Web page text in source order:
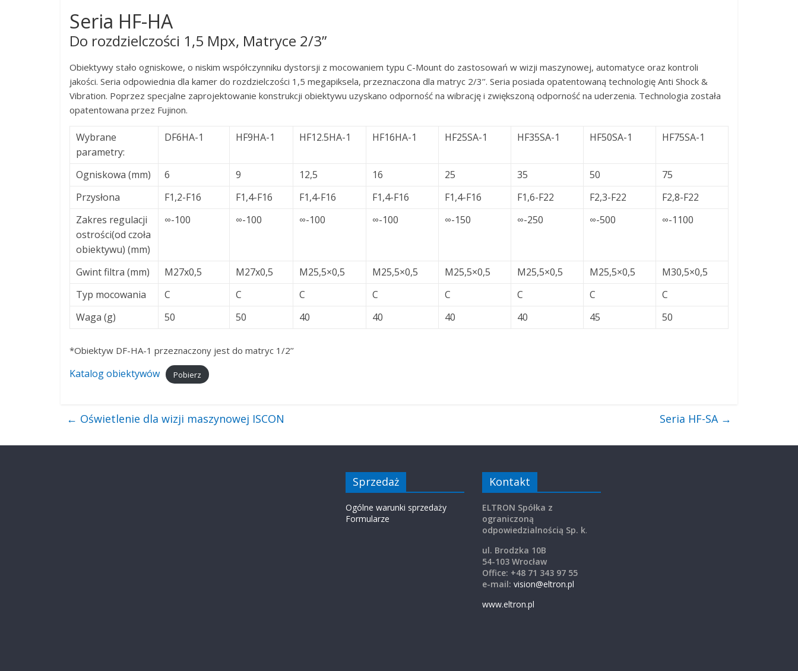
Seria HF-HA
Do rozdzielczości 1,5 Mpx, Matryce 2/3”
Obiektywy stało ogniskowe, o niskim współczynniku dystorsji z mocowaniem typu C-Mount do zastosowań w wizji maszynowej, automatyce oraz kontroli
jakości. Seria odpowiednia dla kamer do rozdzielczości 1,5 megapiksela, przeznaczona dla matryc 2/3’’. Seria posiada opatentowaną technologię Anti Shock &
Vibration. Poprzez specjalne zaprojektowanie konstrukcji obiektywu uzyskano odporność na wibrację i zwiększoną odporność na uderzenia. Technologia została
opatentowana przez Fujinon.
Wybrane
parametry:
DF6HA-1 HF9HA-1 HF12.5HA-1 HF16HA-1 HF25SA-1 HF35SA-1 HF50SA-1 HF75SA-1
Ogniskowa (mm) 6 9 12,5 16 25 35 50
75
Przysłona
F1,2-F16 F1,4-F16 F1,4-F16 F1,4-F16 F1,4-F16 F1,6-F22 F2,3-F22
F2,8-F22
Zakres regulacji
ostrości(od czoła
obiektywu) (mm)
∞-100 ∞-100 ∞-100 ∞-100 ∞-150 ∞-250 ∞-500 ∞-1100
Gwint filtra (mm) M27x0,5 M27x0,5 M25,5×0,5 M25,5×0,5 M25,5×0,5 M25,5×0,5 M25,5×0,5
M30,5×0,5
Typ mocowania
C C C C C C C
C
Waga (g)
50 50 40 40 40 40 45 50
*Obiektyw DF-HA-1 przeznaczony jest do matryc 1/2’’
Katalog obiektywów Pobierz
← Oświetlenie dla wizji maszynowej ISCON Seria HF-SA →
Sprzedaż
Ogólne warunki sprzedaży
Formularze
Kontakt
ELTRON Spółka z
ograniczoną
odpowiedzialnością Sp. k.
ul. Brodzka 10B
54-103 Wrocław
Office: +48 71 343 97 55
e-mail: vision@eltron.pl
www.eltron.pl